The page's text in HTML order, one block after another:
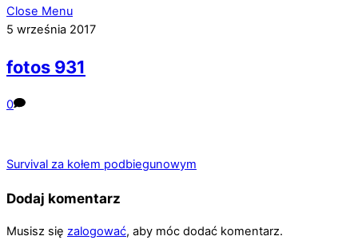
Close Menu
5 września 2017
fotos 931
0
Survival za kołem podbiegunowym
Dodaj komentarz
Musisz się zalogować, aby móc dodać komentarz.